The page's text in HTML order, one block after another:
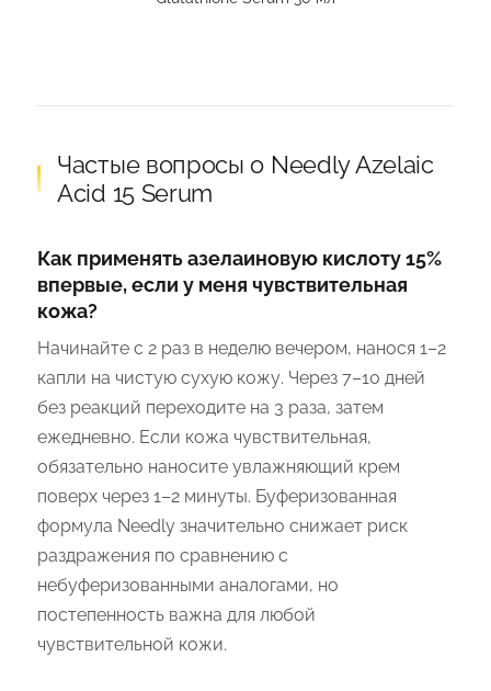
Частые вопросы о Needly Azelaic
Acid 15 Serum
Как применять азелаиновую кислоту 15%
впервые, если у меня чувствительная
кожа?
Начинайте с 2 раз в неделю вечером, нанося 1–2
капли на чистую сухую кожу. Через 7–10 дней
без реакций переходите на 3 раза, затем
ежедневно. Если кожа чувствительная,
обязательно наносите увлажняющий крем
поверх через 1–2 минуты. Буферизованная
формула Needly значительно снижает риск
раздражения по сравнению с
небуферизованными аналогами, но
постепенность важна для любой
чувствительной кожи.